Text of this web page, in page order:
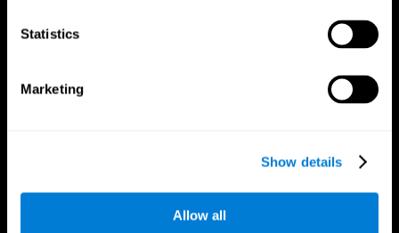
Statistics
Marketing
Show details
Allow all